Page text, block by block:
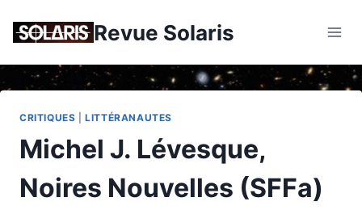
Revue Solaris
CRITIQUES |LITTÉRANAUTES
Michel J. Lévesque,
Noires Nouvelles (SFFa)